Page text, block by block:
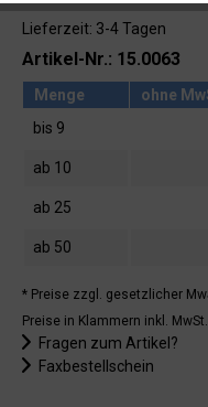
Lieferzeit: 3-4 Tagen
Artikel-Nr.: 15.0063
Menge ohne
bis 9
ab 10
ab 25
ab 50
* Preise zzgl. gesetzlicher
Preise in Klammern inkl.
Fragen zum Artikel?
Faxbestellschein